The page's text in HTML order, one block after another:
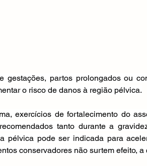
gestações, partos prolongados ou
o risco de danos à região pélvica.
exercícios de fortalecimento do
tanto durante a
pélvica pode ser indicada para
conservadores não surtem efeito,